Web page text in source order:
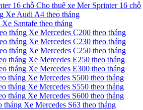
Cho thuê xe Mer Sprinter 16 chỗ
Xe Audi A4 theo tháng
Xe Santafe theo tháng
Xe Mercedes C200 theo tháng
Xe Mercedes C230 theo tháng
Xe Mercedes C250 theo tháng
Xe Mercedes E250 theo tháng
Xe Mercedes E300 theo tháng
Xe Mercedes S500 theo tháng
Xe Mercedes S550 theo tháng
Xe Mercedes S600 theo tháng
Xe Mercedes S63 theo tháng